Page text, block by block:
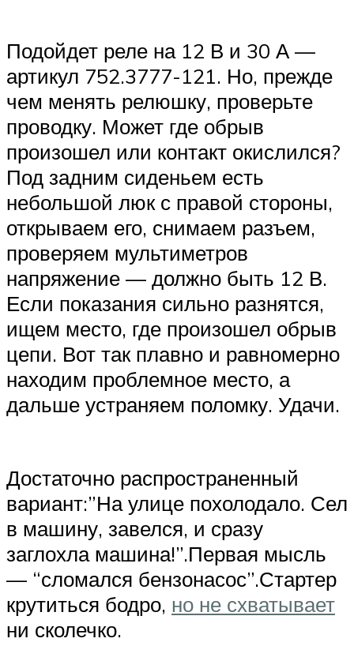
Подойдет реле на 12 В и 30 А —
артикул 752.3777-121. Но, прежде
чем менять релюшку, проверьте
проводку. Может где обрыв
произошел или контакт окислился?
Под задним сиденьем есть
небольшой люк с правой стороны,
открываем его, снимаем разъем,
проверяем мультиметров
напряжение — должно быть 12 В.
Если показания сильно разнятся,
ищем место, где произошел обрыв
цепи. Вот так плавно и равномерно
находим проблемное место, а
дальше устраняем поломку. Удачи.
Достаточно распространенный
вариант:”На улице похолодало. Сел
в машину, завелся, и сразу
заглохла машина!”.Первая мысль
— “сломался бензонасос”.Стартер
крутиться бодро, но не схватывает
ни сколечко.